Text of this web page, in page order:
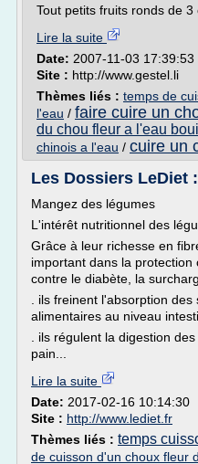
Tout petits fruits ronds de 3
Lire la suite
Date: 2007-11-03 17:39:53
Site : http://www.gestel.li
Thèmes liés : temps de
l'eau / faire cuire un
du chou fleur a l'eau
chinois a l'eau / cuire un
Les Dossiers LeDiet
Mangez des légumes
L'intérêt nutritionnel des
Grâce à leur richesse en
important dans la
contre le diabète, la
. ils freinent l'absorption
alimentaires au niveau
. ils régulent la digestion
pain...
Lire la suite
Date: 2017-02-16 10:14:30
Site : http://www.lediet.fr
Thèmes liés : temps
de cuisson d'un choux fleur